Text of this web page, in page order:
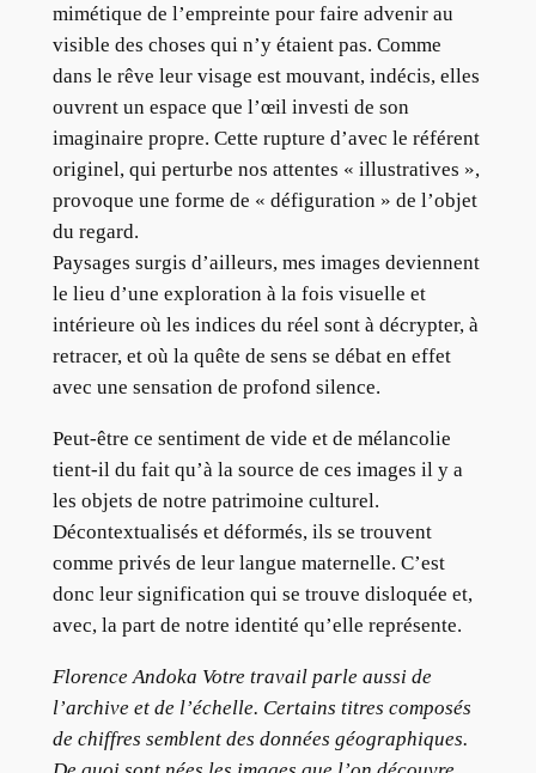
mimétique de l’empreinte pour faire advenir au
visible des choses qui n’y étaient pas. Comme
dans le rêve leur visage est mouvant, indécis, elles
ouvrent un espace que l’œil investi de son
imaginaire propre. Cette rupture d’avec le référent
originel, qui perturbe nos attentes « illustratives »,
provoque une forme de « défiguration » de l’objet
du regard.
Paysages surgis d’ailleurs, mes images deviennent
le lieu d’une exploration à la fois visuelle et
intérieure où les indices du réel sont à décrypter, à
retracer, et où la quête de sens se débat en effet
avec une sensation de profond silence.
Peut-être ce sentiment de vide et de mélancolie
tient-il du fait qu’à la source de ces images il y a
les objets de notre patrimoine culturel.
Décontextualisés et déformés, ils se trouvent
comme privés de leur langue maternelle. C’est
donc leur signification qui se trouve disloquée et,
avec, la part de notre identité qu’elle représente.
Florence Andoka Votre travail parle aussi de
l’archive et de l’échelle. Certains titres composés
de chiffres semblent des données géographiques.